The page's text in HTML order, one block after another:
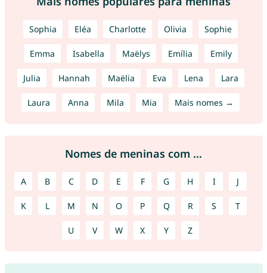
Sophia Eléa Charlotte Olivia Sophie
Emma Isabella Maëlys Emília Emily
Julia Hannah Maëlia Eva Lena Lara
Laura Anna Mila Mia Mais nomes →
Nomes de meninas com ...
A B C D E F G H I J
K L M N O P Q R S T
U V W X Y Z